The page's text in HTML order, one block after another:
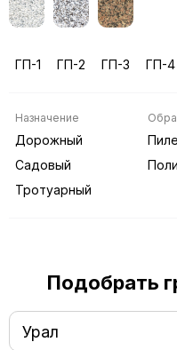
ГП-1 ГП-2 ГП-3 ГП-4
Назначение
Дорожный
Садовый
Тротуарный
Подобрать
Урал